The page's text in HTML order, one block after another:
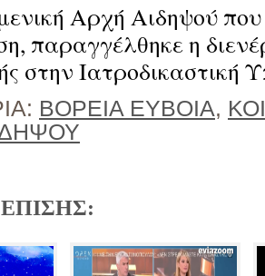
Αρχή Αιδηψού που
παραγγέλθηκε η
στην Ιατροδικαστική
ΒΟΡΕΙΑ ΕΥΒΟΙΑ,